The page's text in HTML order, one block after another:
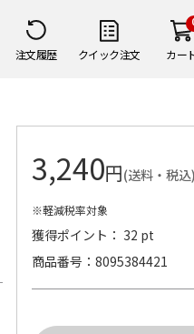
注文履歴 クイック注文 カー
3,240円(送料・税込)
※軽減税率対象
獲得ポイント： 32 pt
商品番号
8095384421